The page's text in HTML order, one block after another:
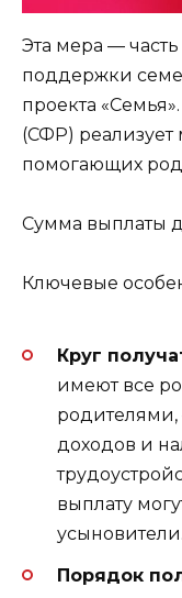
Эта мера —
поддержки
проекта
(СФР)
помогающих
Сумма выплаты
Ключевые
Круг
имеют все
родителями,
доходов и
выплату
усыновители.
Порядок